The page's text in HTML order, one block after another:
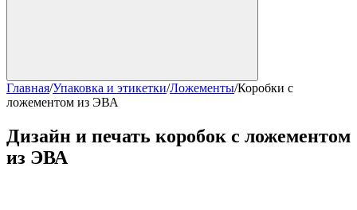
Главная/Упаковка и этикетки/Ложементы/Коробки с
ложементом из ЭВА
Дизайн и печать коробок с ложементом
из ЭВА